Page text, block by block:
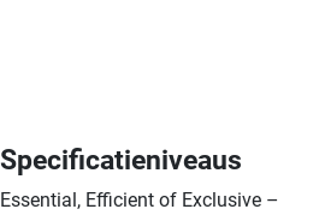
Specificatieniveaus
Essential, Efficient of Exclusive –